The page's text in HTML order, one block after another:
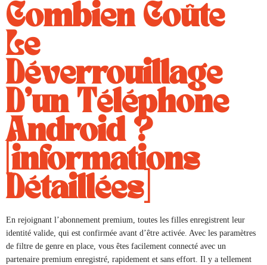
Combien Coûte
Le
Déverrouillage
D’un Téléphone
Android ?
[informations
Détaillées]
En rejoignant l’abonnement premium, toutes les filles enregistrent leur
identité valide, qui est confirmée avant d’être activée. Avec les paramètres
de filtre de genre en place, vous êtes facilement connecté avec un
partenaire premium enregistré, rapidement et sans effort. Il y a tellement